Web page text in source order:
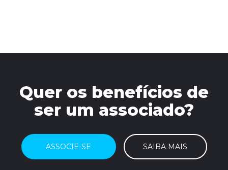
Quer os benefícios de
ser um associado?
ASSOCIE-SE SAIBA MAIS